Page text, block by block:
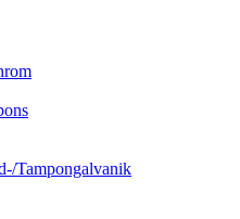
Tampongalvanik